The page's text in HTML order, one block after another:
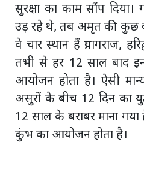
सुरक्षा का काम सौंप
उड़ रहे थे, तब अमृत की कुछ
वे चार स्थान हैं प्रयागराज,
तभी से हर 12 साल बाद
आयोजन होता है। ऐसी
असुरों के बीच 12 दिन का
12 साल के बराबर माना
कुंभ का आयोजन होता है।